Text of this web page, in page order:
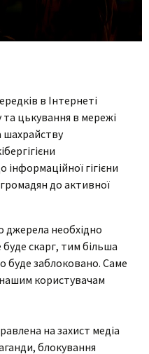
в Інтернеті
та цькування в мережі
шахрайству
гігієни
до активної
джерела необхідно
скарг, тим більша
буде заблоковано. Саме
користувачам
на захист медіа
блокування